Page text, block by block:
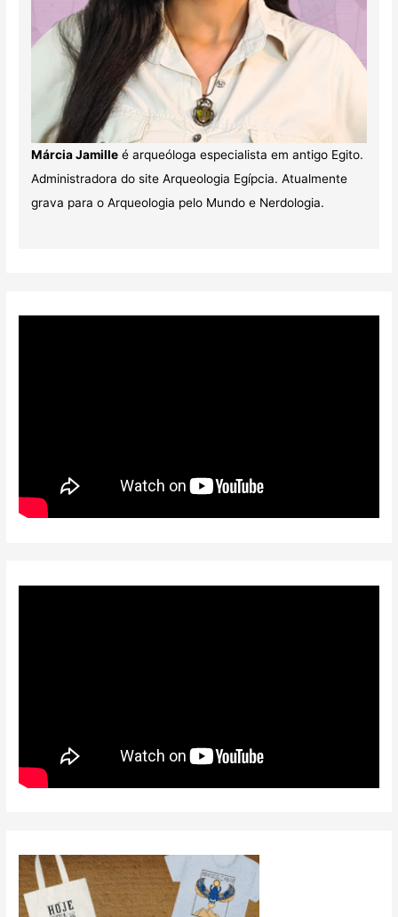
Márcia Jamilleé arqueóloga especialista em antigo Egito.
Administradora do site Arqueologia Egípcia. Atualmente
grava para o Arqueologia pelo Mundo e Nerdologia.